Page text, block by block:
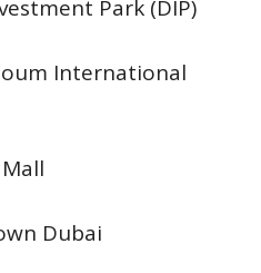
Park (DIP)
International
Dubai